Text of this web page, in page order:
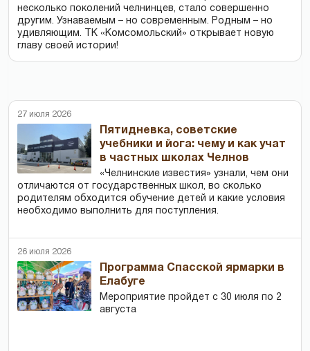
несколько поколений челнинцев, стало совершенно
другим. Узнаваемым – но современным. Родным – но
удивляющим. ТК «Комсомольский» открывает новую
главу своей истории!
27 июля 2026
Пятидневка, советские
учебники и йога: чему и как учат
в частных школах Челнов
«Челнинские известия» узнали, чем они
отличаются от государственных школ, во сколько
родителям обходится обучение детей и какие условия
необходимо выполнить для поступления.
26 июля 2026
Программа Спасской ярмарки в
Елабуге
Мероприятие пройдет с 30 июля по 2
августа